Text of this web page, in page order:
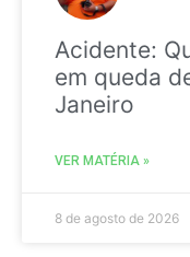
Acidente:
em queda
Janeiro
VER MATÉRIA »
8 de agosto de 2026